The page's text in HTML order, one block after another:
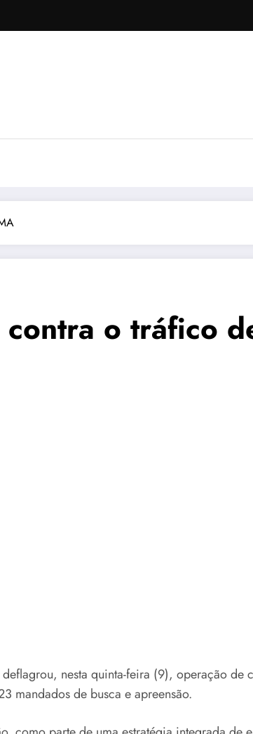
o tráfico
nesta quinta-feira (9), operação de
mandados de busca e apreensão.